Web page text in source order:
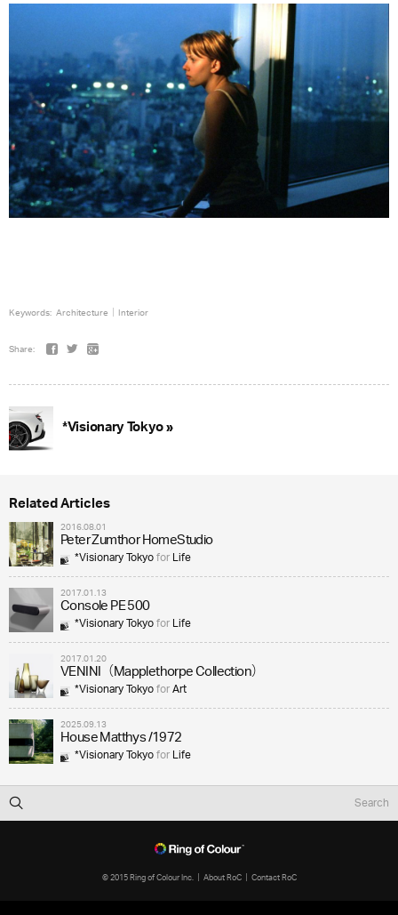
Keywords: Architecture Interior
Share:
*Visionary Tokyo »
Related Articles
2016.08.01
Peter Zumthor HomeStudio
*Visionary TokyoforLife
2017.01.13
Console PE 500
*Visionary TokyoforLife
2017.01.20
VENINI（Mapplethorpe Collection）
*Visionary TokyoforArt
2025.09.13
House Matthys /1972
*Visionary TokyoforLife
© 2015 Ring of Colour Inc. About RoC Contact RoC